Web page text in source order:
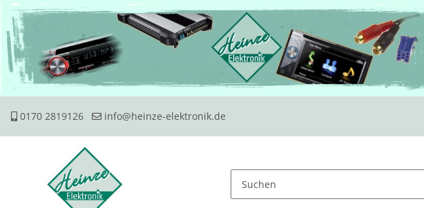
0170 2819126 info@heinze-elektronik.de